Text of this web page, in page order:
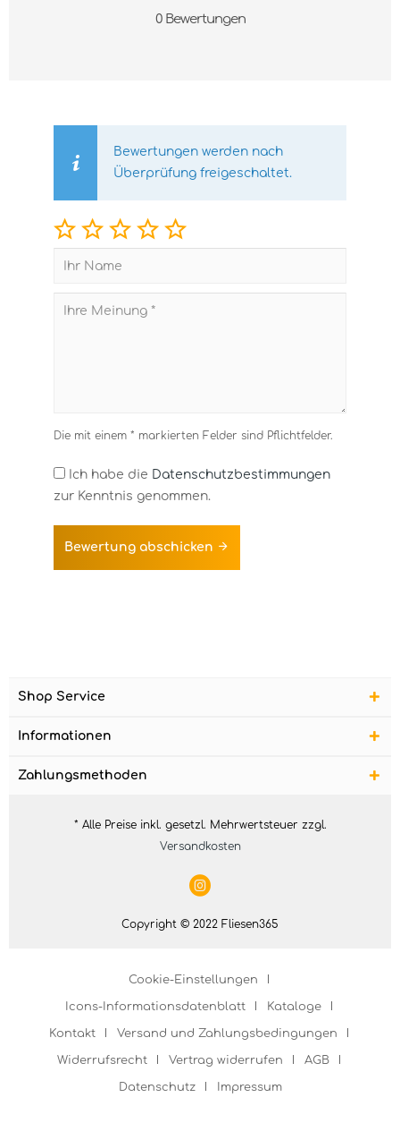
0 Bewertungen
Bewertungen werden nach
Überprüfung freigeschaltet.
Die mit einem * markierten Felder sind Pflichtfelder.
Ich habe die Datenschutzbestimmungen
zur Kenntnis genommen.
Bewertung abschicken
Shop Service
Informationen
Zahlungsmethoden
* Alle Preise inkl. gesetzl. Mehrwertsteuer zzgl.
Versandkosten
Copyright © 2022 Fliesen365
Cookie-Einstellungen
Icons-Informationsdatenblatt Kataloge
Kontakt Versand und Zahlungsbedingungen
Widerrufsrecht Vertrag widerrufen AGB
Datenschutz Impressum